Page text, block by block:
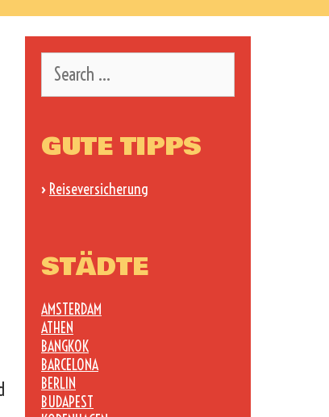
for:
GUTE TIPPS
› Reiseversicherung
STÄDTE
AMSTERDAM
ATHEN
BANGKOK
BARCELONA
BERLIN
BUDAPEST